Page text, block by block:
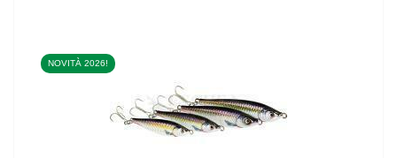
NOVITÀ 2026!
VEDI IL PRODOTTO